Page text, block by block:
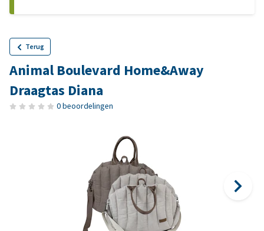
Terug
Animal Boulevard Home&Away
Draagtas Diana
0 beoordelingen